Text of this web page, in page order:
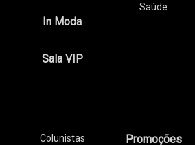
In Moda
Sala VIP
Saúde
Colunistas Promoções